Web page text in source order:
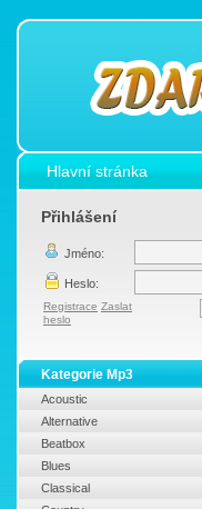
Hlavní stránka
Přihlášení
Jméno:
Heslo:
Registrace Zaslat
heslo
Kategorie Mp3
Acoustic
Alternative
Beatbox
Blues
Classical